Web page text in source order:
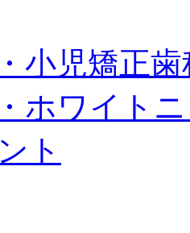
小児矯正歯
ホワイト
ト